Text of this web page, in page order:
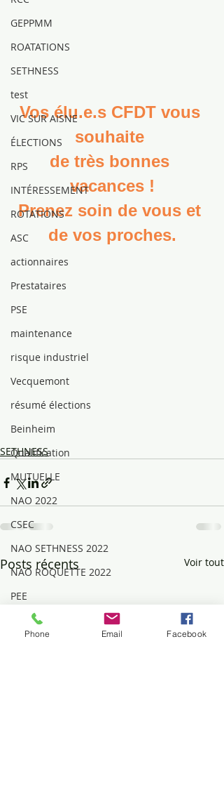
GEPPMM
ROATATIONS
SETHNESS
test
VIC SUR AISNE
ÉLECTIONS
RPS
INTÉRESSEMENT
ROTATIONS
ASC
actionnaires
Prestataires
PSE
maintenance
risque industriel
Vecquemont
résumé élections
Beinheim
Qualification
MUTUELLE
NAO 2022
CSEC
NAO SETHNESS 2022
NAO ROQUETTE 2022
PEE
Conditions de travail
Vos élu.e.s CFDT vous
souhaite
de très bonnes
vacances !
Prenez soin de vous et
de vos proches.
SETHNESS
Posts récents Voir tout
Phone Email Facebook